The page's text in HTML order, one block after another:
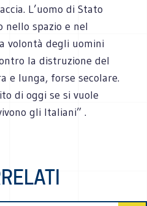
L’uomo di Stato
nello spazio e nel
volontà degli uomini
la distruzione del
e lunga, forse secolare.
di oggi se si vuole
gli Italiani” .